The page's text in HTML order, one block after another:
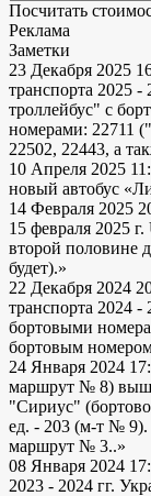
Посчитать
Реклама
Заметки
23 Декабря 2025
транспорта 2025
троллейбус" с
номерами: 22711
22502, 22443, а
10 Апреля 2025
новый автобус
14 Февраля 2025
15 февраля 2025
второй половине
будет).»
22 Декабря 2024
транспорта 2024
бортовыми
бортовым
24 Января 2024
маршрут № 8)
"Сириус"
ед. - 203 (м-т № 9).
маршрут № 3..»
08 Января 2024
2023 - 2024 гг.